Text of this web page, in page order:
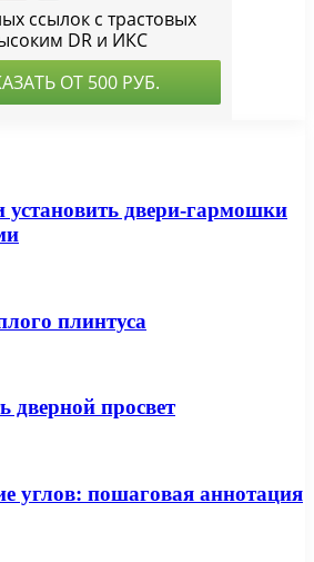
установить двери-гармошки
плинтуса
дверной просвет
углов: пошаговая аннотация